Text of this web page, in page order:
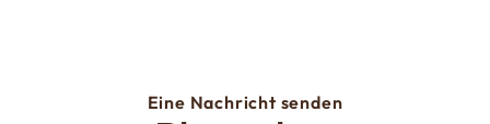
Eine Nachricht senden